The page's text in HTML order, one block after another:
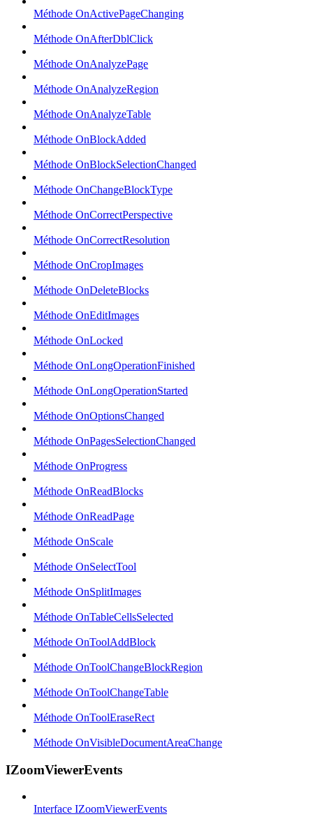
Méthode OnActivePageChanging
Méthode OnAfterDblClick
Méthode OnAnalyzePage
Méthode OnAnalyzeRegion
Méthode OnAnalyzeTable
Méthode OnBlockAdded
Méthode OnBlockSelectionChanged
Méthode OnChangeBlockType
Méthode OnCorrectPerspective
Méthode OnCorrectResolution
Méthode OnCropImages
Méthode OnDeleteBlocks
Méthode OnEditImages
Méthode OnLocked
Méthode OnLongOperationFinished
Méthode OnLongOperationStarted
Méthode OnOptionsChanged
Méthode OnPagesSelectionChanged
Méthode OnProgress
Méthode OnReadBlocks
Méthode OnReadPage
Méthode OnScale
Méthode OnSelectTool
Méthode OnSplitImages
Méthode OnTableCellsSelected
Méthode OnToolAddBlock
Méthode OnToolChangeBlockRegion
Méthode OnToolChangeTable
Méthode OnToolEraseRect
Méthode OnVisibleDocumentAreaChange
IZoomViewerEvents
Interface IZoomViewerEvents